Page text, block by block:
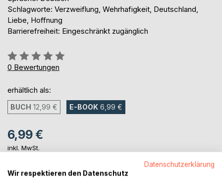
Schlagworte: Verzweiflung, Wehrhafigkeit, Deutschland,
Liebe, Hoffnung
Barrierefreiheit: Eingeschränkt zugänglich
Bewertung::
0%
0 Bewertungen
erhältlich als:
BUCH 12,99 € E-BOOK 6,99 €
6,99 €
inkl. MwSt.
Datenschutzerklärung
Wir respektieren den Datenschutz